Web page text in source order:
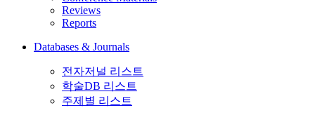
Reviews
Reports
Databases & Journals
전자저널 리스트
학술DB 리스트
주제별 리스트